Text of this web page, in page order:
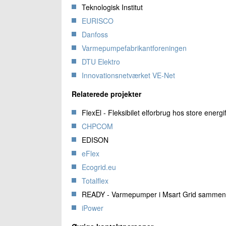
Teknologisk Institut
EURISCO
Danfoss
Varmepumpefabrikantforeningen
DTU Elektro
Innovationsnetværket VE-Net
Relaterede projekter
FlexEl - Fleksibilet elforbrug hos store
CHPCOM
EDISON
eFlex
Ecogrid.eu
Totalflex
READY - Varmepumper i Msart Grid
iPower